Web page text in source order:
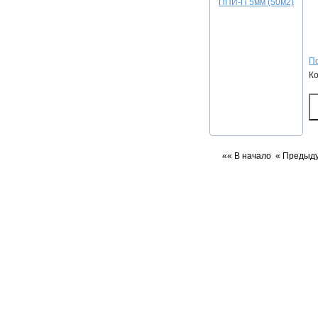
«« В начало «